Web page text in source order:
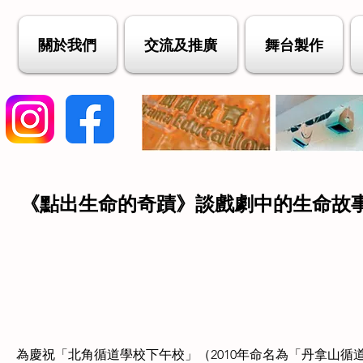
關於我們 交流及推廣 舞台製作
《點出生命的奇蹟》談戲劇中的生命故
為慶祝「北角循道學校下午校」（2010年命名為「丹拿山